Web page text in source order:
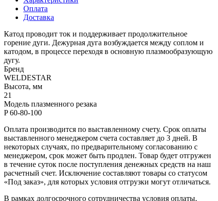
Оплата
Доставка
Катод проводит ток и поддерживает продолжительное
горение дуги. Дежурная дуга возбуждается между соплом и
катодом, в процессе переходя в основную плазмообразующую
дугу.
Бренд
WELDESTAR
Высота, мм
21
Модель плазменного резака
P 60-80-100
Оплата производится по выставленному счету. Срок оплаты
выставленного менеджером счета составляет до 3 дней. В
некоторых случаях, по предварительному согласованию с
менеджером, срок может быть продлен. Товар будет отгружен
в течение суток после поступления денежных средств на наш
расчетный счет. Исключение составляют товары со статусом
«Под заказ», для которых условия отгрузки могут отличаться.
В рамках долгосрочного сотрудничества условия оплаты,